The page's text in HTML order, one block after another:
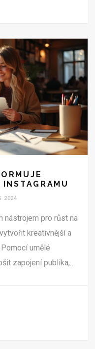
2024
nástrojem pro růst na
kreativnější a
umělé
zapojení publika,
k marketingovým